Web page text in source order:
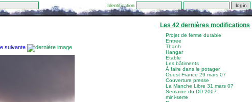
Identification
Les 42 dernières modifications
Projet de ferme durable
Entree
Thanh
Hangar
Etable
Les bâtiments
À faire dans le potager
Ouest France 29 mars 07
Couverture presse
La Manche Libre 31 mars 07
Semaine du DD 2007
mini-serre